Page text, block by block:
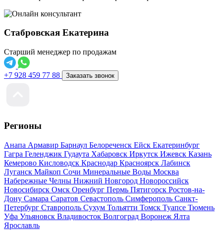
Стабровская Екатерина
Старший менеджер по продажам
+7 928 459 77 88 Заказать звонок
Регионы
Анапа Армавир Барнаул Белореченск Ейск Екатеринбург
Гагра Геленджик Гудаута Хабаровск Иркутск Ижевск Казань
Кемерово Кисловодск Краснодар Красноярск Лабинск
Луганск Майкоп Сочи Минеральные Воды Москва
Набережные Челны Нижний Новгород Новороссийск
Новосибирск Омск Оренбург Пермь Пятигорск Ростов-на-
Дону Самара Саратов Севастополь Симферополь Санкт-
Петербург Ставрополь Сухум Тольятти Томск Туапсе Тюмень
Уфа Ульяновск Владивосток Волгоград Воронеж Ялта
Ярославль